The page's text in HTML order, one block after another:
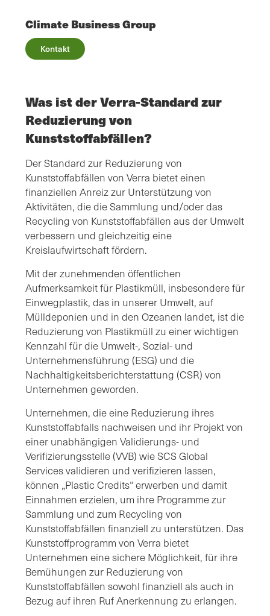
Climate Business Group
Kontakt
Was ist der Verra-Standard zur
Reduzierung von
Kunststoffabfällen?
Der Standard zur Reduzierung von
Kunststoffabfällen von Verra bietet einen
finanziellen Anreiz zur Unterstützung von
Aktivitäten, die die Sammlung und/oder das
Recycling von Kunststoffabfällen aus der Umwelt
verbessern und gleichzeitig eine
Kreislaufwirtschaft fördern.
Mit der zunehmenden öffentlichen
Aufmerksamkeit für Plastikmüll, insbesondere für
Einwegplastik, das in unserer Umwelt, auf
Mülldeponien und in den Ozeanen landet, ist die
Reduzierung von Plastikmüll zu einer wichtigen
Kennzahl für die Umwelt-, Sozial- und
Unternehmensführung (ESG) und die
Nachhaltigkeitsberichterstattung (CSR) von
Unternehmen geworden.
Unternehmen, die eine Reduzierung ihres
Kunststoffabfalls nachweisen und ihr Projekt von
einer unabhängigen Validierungs- und
Verifizierungsstelle (VVB) wie SCS Global
Services validieren und verifizieren lassen,
können „Plastic Credits“ erwerben und damit
Einnahmen erzielen, um ihre Programme zur
Sammlung und zum Recycling von
Kunststoffabfällen finanziell zu unterstützen. Das
Kunststoffprogramm von Verra bietet
Unternehmen eine sichere Möglichkeit, für ihre
Bemühungen zur Reduzierung von
Kunststoffabfällen sowohl finanziell als auch in
Bezug auf ihren Ruf Anerkennung zu erlangen.